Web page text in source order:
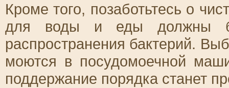
Кроме того, позаботьтесь о
для воды и еды должны
распространения бактерий.
моются в посудомоечной
поддержание порядка станет